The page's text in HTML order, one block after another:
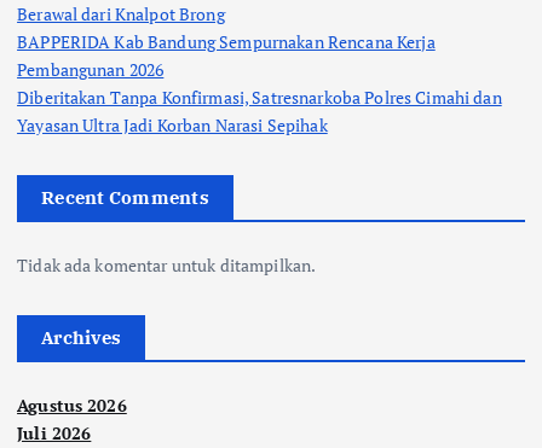
Berawal dari Knalpot Brong
BAPPERIDA Kab Bandung Sempurnakan Rencana Kerja
Pembangunan 2026
Diberitakan Tanpa Konfirmasi, Satresnarkoba Polres Cimahi dan
Yayasan Ultra Jadi Korban Narasi Sepihak
Recent Comments
Tidak ada komentar untuk ditampilkan.
Archives
Agustus 2026
Juli 2026